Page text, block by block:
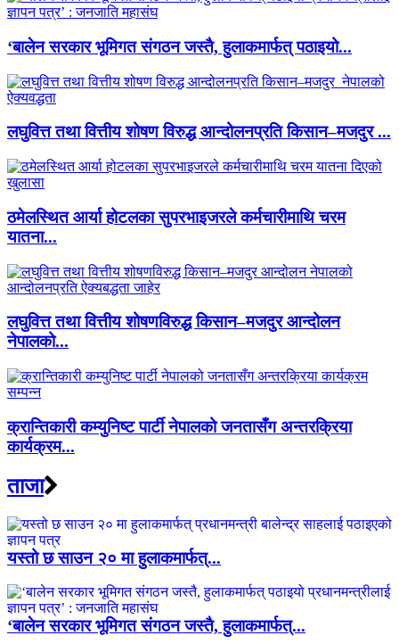
‘बालेन सरकार भूमिगत संगठन जस्तै, हुलाकमार्फत् पठाइयो...
लघुवित्त तथा वित्तीय शोषण विरुद्ध आन्दोलनप्रति किसान–मजदुर ...
ठमेलस्थित आर्या होटलका सुपरभाइजरले कर्मचारीमाथि चरम
यातना...
लघुवित्त तथा वित्तीय शोषणविरुद्ध किसान–मजदुर आन्दोलन
नेपालको...
क्रान्तिकारी कम्युनिष्ट पार्टी नेपालको जनतासँग अन्तरक्रिया
कार्यक्रम...
ताजा
यस्तो छ साउन २० मा हुलाकमार्फत्...
‘बालेन सरकार भूमिगत संगठन जस्तै, हुलाकमार्फत्...